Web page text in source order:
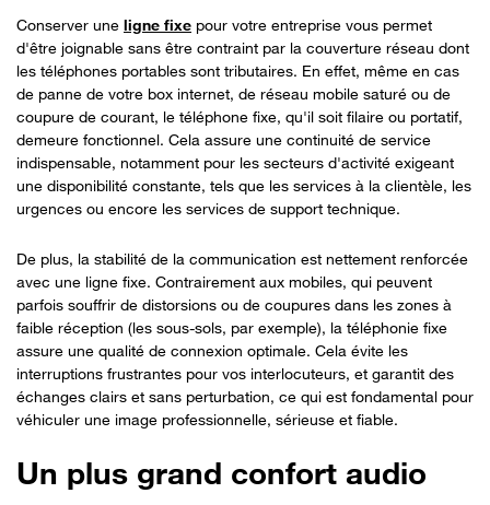
Conserver une ligne fixe pour votre entreprise vous permet
d'être joignable sans être contraint par la couverture réseau dont
les téléphones portables sont tributaires. En effet, même en cas
de panne de votre box internet, de réseau mobile saturé ou de
coupure de courant, le téléphone fixe, qu'il soit filaire ou portatif,
demeure fonctionnel. Cela assure une continuité de service
indispensable, notamment pour les secteurs d'activité exigeant
une disponibilité constante, tels que les services à la clientèle, les
urgences ou encore les services de support technique.
De plus, la stabilité de la communication est nettement renforcée
avec une ligne fixe. Contrairement aux mobiles, qui peuvent
parfois souffrir de distorsions ou de coupures dans les zones à
faible réception (les sous-sols, par exemple), la téléphonie fixe
assure une qualité de connexion optimale. Cela évite les
interruptions frustrantes pour vos interlocuteurs, et garantit des
échanges clairs et sans perturbation, ce qui est fondamental pour
véhiculer une image professionnelle, sérieuse et fiable.
Un plus grand confort audio